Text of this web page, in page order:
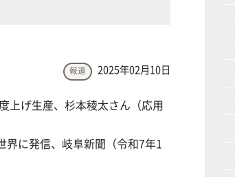
報道 2025年02月10日
上げ生産、杉本稜太さん（応用
に発信、岐阜新聞（令和7年1